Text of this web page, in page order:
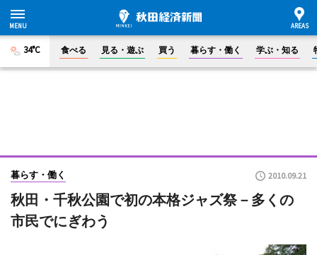
34°C 食べる 見る・遊ぶ 買う 暮らす・働く 学ぶ・知る
暮らす・働く 2010.09.21
秋田・千秋公園で初の本格ジャズ祭－多くの
市民でにぎわう